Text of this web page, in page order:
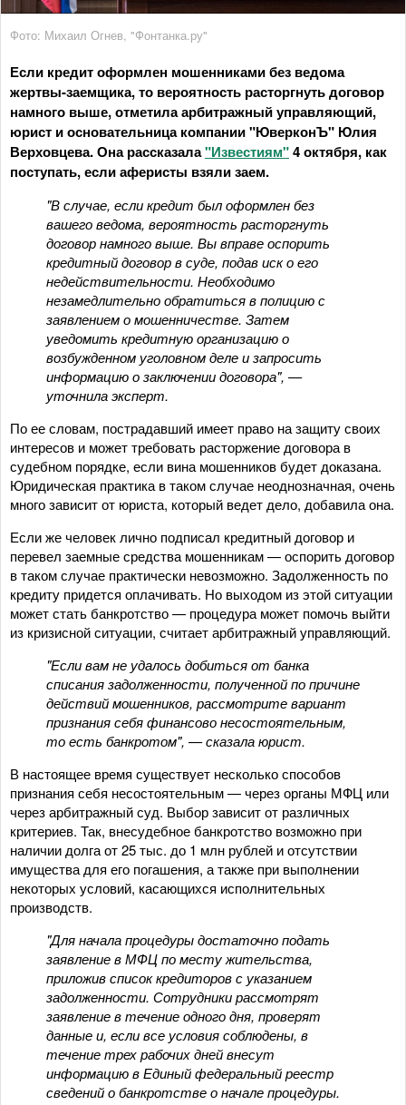
Фото: Михаил Огнев, "Фонтанка.ру"
Если кредит оформлен мошенниками без ведома
жертвы-заемщика, то вероятность расторгнуть договор
намного выше, отметила арбитражный управляющий,
юрист и основательница компании "ЮверконЪ" Юлия
Верховцева. Она рассказала"Известиям"4 октября, как
поступать, если аферисты взяли заем.
"В случае, если кредит был оформлен без
вашего ведома, вероятность расторгнуть
договор намного выше. Вы вправе оспорить
кредитный договор в суде, подав иск о его
недействительности. Необходимо
незамедлительно обратиться в полицию с
заявлением о мошенничестве. Затем
уведомить кредитную организацию о
возбужденном уголовном деле и запросить
информацию о заключении договора", —
уточнила эксперт.
По ее словам, пострадавший имеет право на защиту своих
интересов и может требовать расторжение договора в
судебном порядке, если вина мошенников будет доказана.
Юридическая практика в таком случае неоднозначная, очень
много зависит от юриста, который ведет дело, добавила она.
Если же человек лично подписал кредитный договор и
перевел заемные средства мошенникам — оспорить договор
в таком случае практически невозможно. Задолженность по
кредиту придется оплачивать. Но выходом из этой ситуации
может стать банкротство — процедура может помочь выйти
из кризисной ситуации, считает арбитражный управляющий.
"Если вам не удалось добиться от банка
списания задолженности, полученной по причине
действий мошенников, рассмотрите вариант
признания себя финансово несостоятельным,
то есть банкротом", — сказала юрист.
В настоящее время существует несколько способов
признания себя несостоятельным — через органы МФЦ или
через арбитражный суд. Выбор зависит от различных
критериев. Так, внесудебное банкротство возможно при
наличии долга от 25 тыс. до 1 млн рублей и отсутствии
имущества для его погашения, а также при выполнении
некоторых условий, касающихся исполнительных
производств.
"Для начала процедуры достаточно подать
заявление в МФЦ по месту жительства,
приложив список кредиторов с указанием
задолженности. Сотрудники рассмотрят
заявление в течение одного дня, проверят
данные и, если все условия соблюдены, в
течение трех рабочих дней внесут
информацию в Единый федеральный реестр
сведений о банкротстве о начале процедуры.